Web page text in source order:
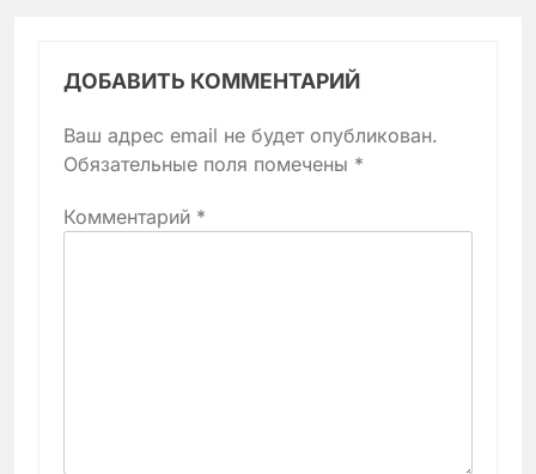
ДОБАВИТЬ КОММЕНТАРИЙ
Ваш адрес email не будет опубликован.
Обязательные поля помечены *
Комментарий *